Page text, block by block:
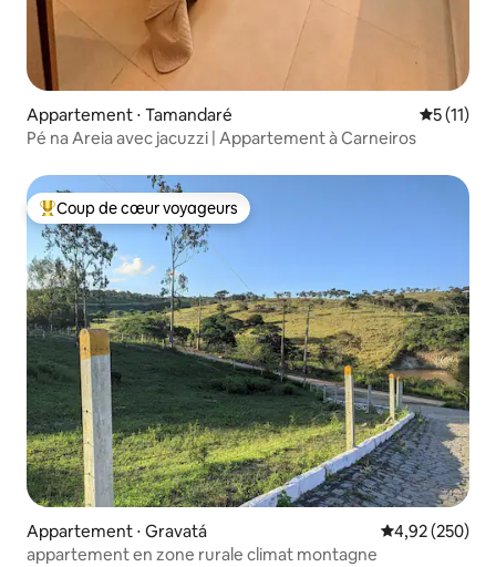
Appartement ⋅ Tamandaré
5 (11)
Pé na Areia avec jacuzzi | Appartement à Carneiros
Coups de cœur voyageurs les plus appréciés
Coup de cœur voyageurs
Appartement ⋅ Gravatá Évaluation
4,92 (250)
appartement en zone rurale climat montagne